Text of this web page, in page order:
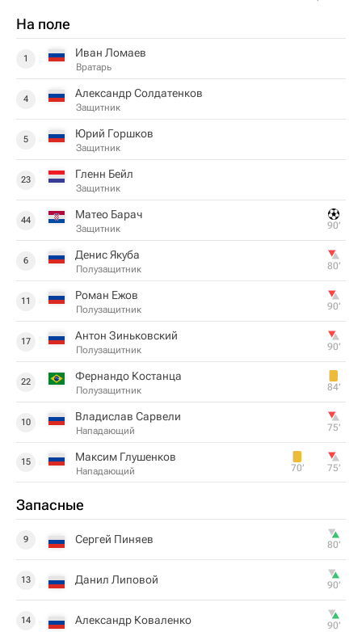
На поле
1 Иван Ломаев
Вратарь
4 Александр Солдатенков
Защитник
5 Юрий Горшков
Защитник
23 Гленн Бейл
Защитник
44 Матео Барач
Защитник 90‎’‎
6 Денис Якуба
Полузащитник 80‎’‎
11 Роман Ежов
Полузащитник 90‎’‎
17 Антон Зиньковский
Полузащитник 90‎’‎
22 Фернандо Костанца
Полузащитник 84‎’‎
10 Владислав Сарвели
Нападающий 75‎’‎
15 Максим Глушенков
Нападающий 70‎’‎ 75‎’‎
Запасные
9 Сергей Пиняев 80‎’‎
13 Данил Липовой 90‎’‎
14 Александр Коваленко 90‎’‎